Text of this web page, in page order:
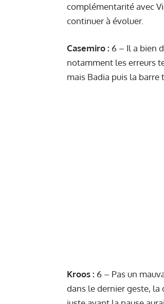
complémentarité avec
continuer à évoluer.
Casemiro : 6 – Il a bien
notamment les erreurs
mais Badia puis la
Kroos : 6 – Pas un
dans le dernier geste, la